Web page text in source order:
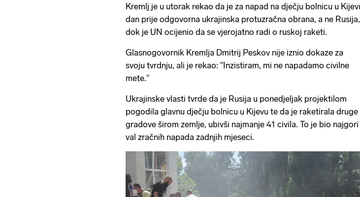
Kremlj je u utorak rekao da je za napad na dječju bolnicu u
dan prije odgovorna ukrajinska protuzračna obrana, a ne Rusija,
dok je UN ocijenio da se vjerojatno radi o ruskoj raketi.
Glasnogovornik Kremlja Dmitrij Peskov nije iznio dokaze za
svoju tvrdnju, ali je rekao: "Inzistiram, mi ne napadamo civilne
mete."
Ukrajinske vlasti tvrde da je Rusija u ponedjeljak projektilom
pogodila glavnu dječju bolnicu u Kijevu te da je raketirala druge
gradove širom zemlje, ubivši najmanje 41 civila. To je bio najgori
val zračnih napada zadnjih mjeseci.